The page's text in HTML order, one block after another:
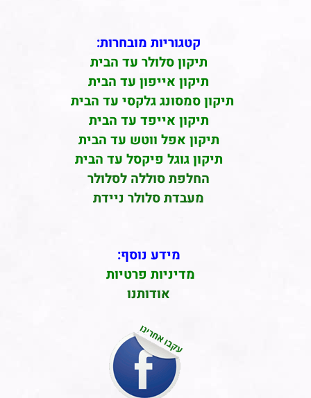
קטגוריות מובחרות:
תיקון סלולר עד הבית
תיקון אייפון עד הבית
תיקון סמסונג גלקסי עד הבית
תיקון אייפד עד הבית
תיקון אפל ווטש עד הבית
תיקון גוגל פיקסל עד הבית
החלפת סוללה לסלולר
מעבדת סלולר ניידת
מידע נוסף:
מדיניות פרטיות
אודותנו